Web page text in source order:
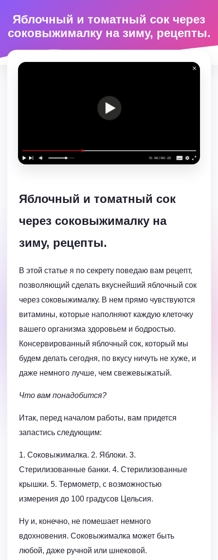
Яблочный и томатный сок через
соковыжималку на зиму, рецепты.
Яблочный и томатный сок
через соковыжималку на
зиму, рецепты.
В этой статье я по секрету поведаю вам рецепт,
позволяющий сделать вкуснейший яблочный сок
через соковыжималку. В нем прямо чувствуются
витамины, которые наполняют каждую клеточку
вашего организма здоровьем и бодростью.
Консервированный яблочный сок, который мы
будем делать сегодня, по вкусу ничуть не хуже, и
даже немного лучше, чем свежевыжатый.
Что вам понадобится?
Итак, перед началом работы, вам придется
запастись следующим:
1. Соковыжималка. 2. Яблоки. 3.
Стерилизованные банки. 4. Стерилизованные
крышки. 5. Термометр, с возможностью
измерения до 100 градусов Цельсия.
Ну и, конечно, не помешает немного
вдохновения. Соковыжималка может быть
любой, даже ручной или шнековой.